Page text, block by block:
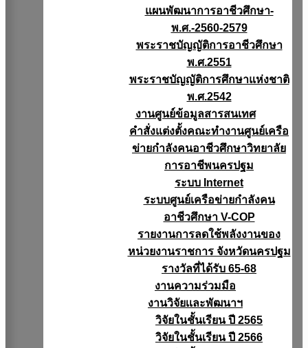
แผนพัฒนาการอาชีวศึกษา-
พ.ศ.-2560-2579
พระราชบัญญัติการอาชีวศึกษา
พ.ศ.2551
พระราชบัญญัติการศึกษาแห่งชาติ
พ.ศ.2542
งานศูนย์ข้อมูลสารสนเทศ
คำสั่งแต่งตั้งคณะทำงานศูนย์เครือ
ข่ายกำลังคนอาชีวศึกษาวิทยาลัย
การอาชีพนครปฐม
ระบบ Internet
ระบบศูนย์เครือข่ายกำลังคน
อาชีวศึกษา V-COP
รายงานการลดใช้พลังงานของ
หน่วยงานราชการ จังหวัดนครปฐม
รางวัลที่ได้รับ 65-68
งานความร่วมมือ
งานวิจัยเเละพัฒนาฯ
วิจัยในชั้นเรียน ปี 2565
วิจัยในชั้นเรียน ปี 2566